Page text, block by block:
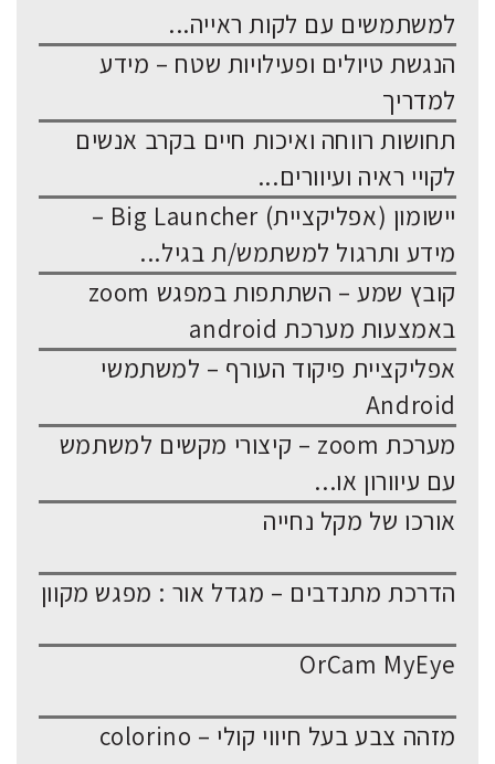
למשתמשים עם לקות ראייה...
הנגשת טיולים ופעילויות שטח – מידע
למדריך
תחושות רווחה ואיכות חיים בקרב אנשים
לקויי ראיה ועיוורים...
יישומון (אפליקציית) Big Launcher –
מידע ותרגול למשתמש/ת בגיל...
קובץ שמע – השתתפות במפגש zoom
באמצעות מערכת android
אפליקציית פיקוד העורף – למשתמשי
Android
מערכת zoom – קיצורי מקשים למשתמש
עם עיוורון או...
אורכו של מקל נחייה
הדרכת מתנדבים – מגדל אור : מפגש מקוון
OrCam MyEye
מזהה צבע בעל חיווי קולי – colorino